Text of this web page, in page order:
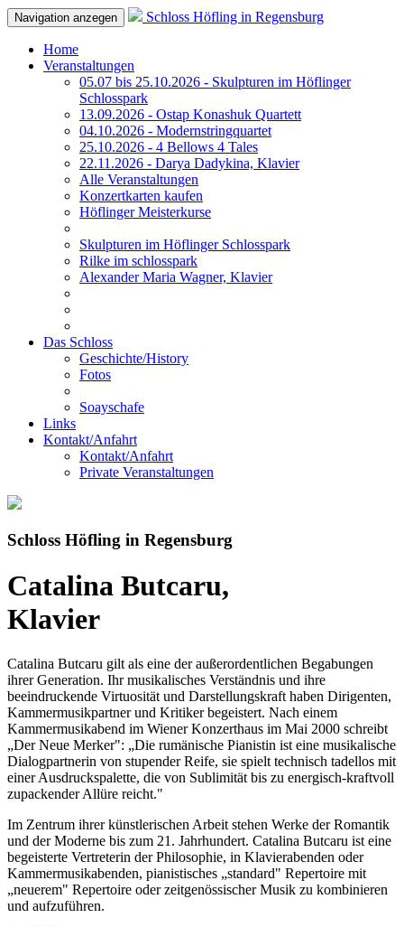
Navigation anzegen Schloss Höfling in Regensburg
Home
Veranstaltungen
05.07 bis 25.10.2026 - Skulpturen im Höflinger
Schlosspark
13.09.2026 - Ostap Konashuk Quartett
04.10.2026 - Modernstringquartet
25.10.2026 - 4 Bellows 4 Tales
22.11.2026 - Darya Dadykina, Klavier
Alle Veranstaltungen
Konzertkarten kaufen
Höflinger Meisterkurse
Skulpturen im Höflinger Schlosspark
Rilke im schlosspark
Alexander Maria Wagner, Klavier
Das Schloss
Geschichte/History
Fotos
Soayschafe
Links
Kontakt/Anfahrt
Kontakt/Anfahrt
Private Veranstaltungen
Schloss Höfling in Regensburg
Catalina Butcaru,
Klavier
Catalina Butcaru gilt als eine der außerordentlichen Begabungen
ihrer Generation. Ihr musikalisches Verständnis und ihre
beeindruckende Virtuosität und Darstellungskraft haben Dirigenten,
Kammermusikpartner und Kritiker begeistert. Nach einem
Kammermusikabend im Wiener Konzerthaus im Mai 2000 schreibt
„Der Neue Merker": „Die rumänische Pianistin ist eine musikalische
Dialogpartnerin von stupender Reife, sie spielt technisch tadellos mit
einer Ausdruckspalette, die von Sublimität bis zu energisch-kraftvoll
zupackender Allüre reicht."
Im Zentrum ihrer künstlerischen Arbeit stehen Werke der Romantik
und der Moderne bis zum 21. Jahrhundert. Catalina Butcaru ist eine
begeisterte Vertreterin der Philosophie, in Klavierabenden oder
Kammermusikabenden, pianistisches „standard" Repertoire mit
„neuerem" Repertoire oder zeitgenössischer Musik zu kombinieren
und aufzuführen.